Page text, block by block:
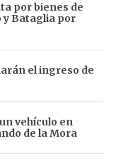
por bienes de
y Bataglia por
el ingreso de
vehículo en
de la Mora